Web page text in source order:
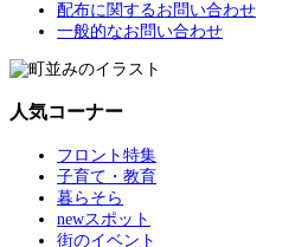
配布に関するお問い合わせ
一般的なお問い合わせ
人気コーナー
フロント特集
子育て・教育
暮らそら
newスポット
街のイベント